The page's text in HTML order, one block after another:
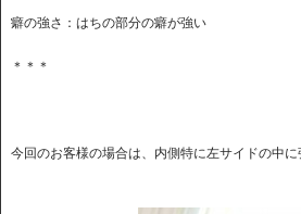
癖の強さ：はちの部分の癖が強い
＊＊＊
今回のお客様の場合は、内側特に左サイドの中に